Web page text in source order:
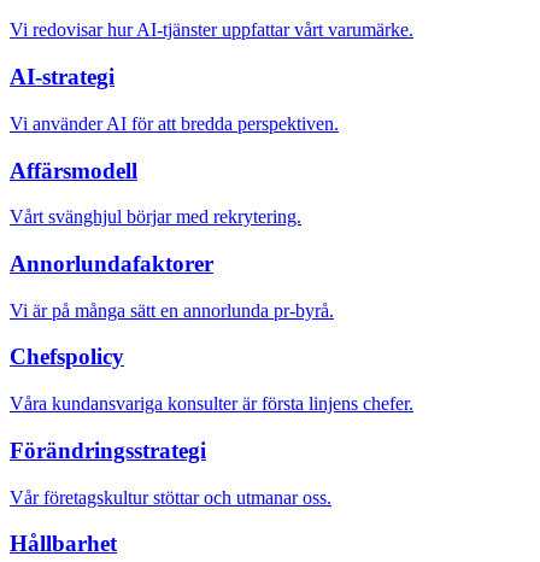
Vi redovisar hur AI-tjänster uppfattar vårt varumärke.
AI-strategi
Vi använder AI för att bredda perspektiven.
Affärsmodell
Vårt svänghjul börjar med rekrytering.
Annorlundafaktorer
Vi är på många sätt en annorlunda pr-byrå.
Chefspolicy
Våra kundansvariga konsulter är första linjens chefer.
Förändringsstrategi
Vår företagskultur stöttar och utmanar oss.
Hållbarhet